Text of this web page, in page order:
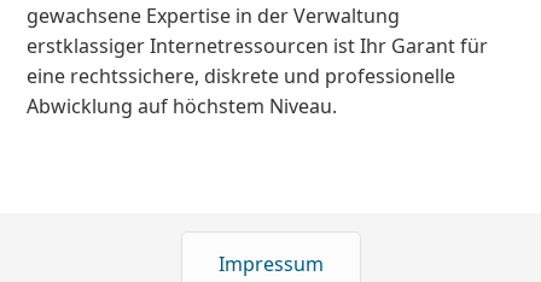
gewachsene Expertise in der Verwaltung
erstklassiger Internetressourcen ist Ihr Garant für
eine rechtssichere, diskrete und professionelle
Abwicklung auf höchstem Niveau.
Impressum